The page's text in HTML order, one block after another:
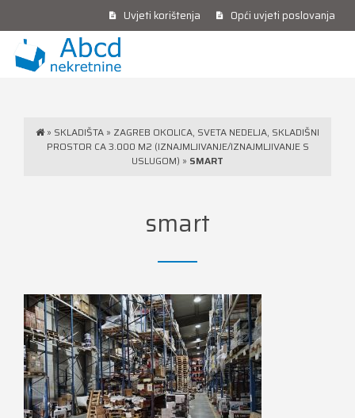
Uvjeti korištenja Opći uvjeti poslovanja
» SKLADIŠTA » ZAGREB OKOLICA, SVETA NEDELJA, SKLADIŠNI
PROSTOR CA 3.000 M2 (IZNAJMLJIVANJE/IZNAJMLJIVANJE S
USLUGOM) » SMART
smart